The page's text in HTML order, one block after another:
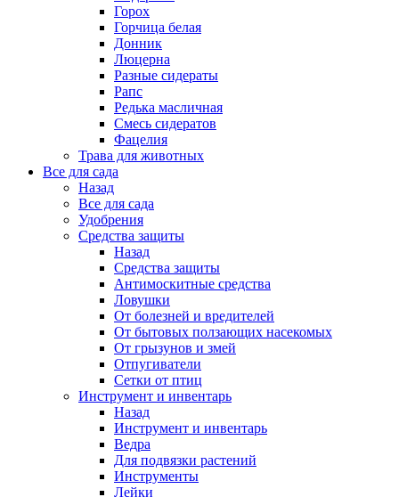
Горох
Горчица белая
Донник
Люцерна
Разные сидераты
Рапс
Редька масличная
Смесь сидератов
Фацелия
Трава для животных
Все для сада
Назад
Все для сада
Удобрения
Средства защиты
Назад
Средства защиты
Антимоскитные средства
Ловушки
От болезней и вредителей
От бытовых ползающих насекомых
От грызунов и змей
Отпугиватели
Сетки от птиц
Инструмент и инвентарь
Назад
Инструмент и инвентарь
Ведра
Для подвязки растений
Инструменты
Лейки